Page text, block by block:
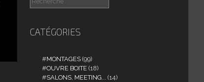
CATÉGORIES
MONTAGES (99)
OUVRE BOITE (18)
SALONS, MEETING...
(14)